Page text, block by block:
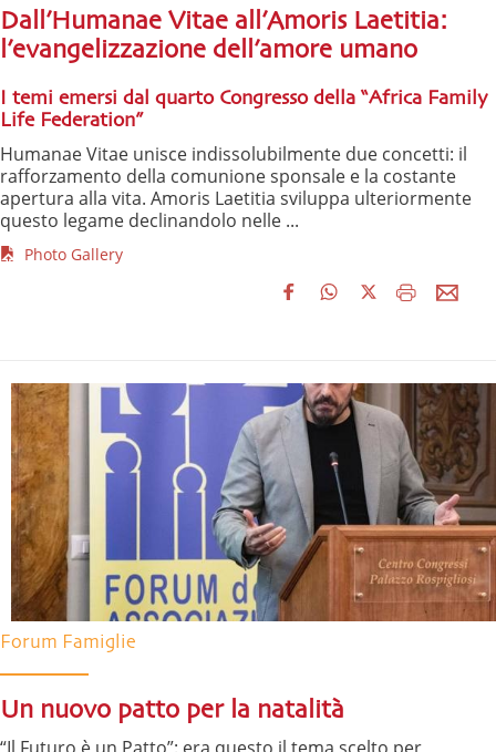
Dall’Humanae Vitae all’Amoris Laetitia:
l’evangelizzazione dell’amore umano
I temi emersi dal quarto Congresso della “Africa Family
Life Federation”
Humanae Vitae unisce indissolubilmente due concetti: il
rafforzamento della comunione sponsale e la costante
apertura alla vita. Amoris Laetitia sviluppa ulteriormente
questo legame declinandolo nelle ...
Photo Gallery
Forum Famiglie
Un nuovo patto per la natalità